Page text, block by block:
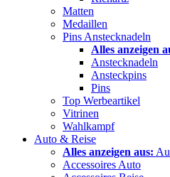
Matten
Medaillen
Pins Anstecknadeln
Alles anzeigen
Anstecknadeln
Ansteckpins
Pins
Top Werbeartikel
Vitrinen
Wahlkampf
Auto & Reise
Alles anzeigen aus:
Accessoires Auto